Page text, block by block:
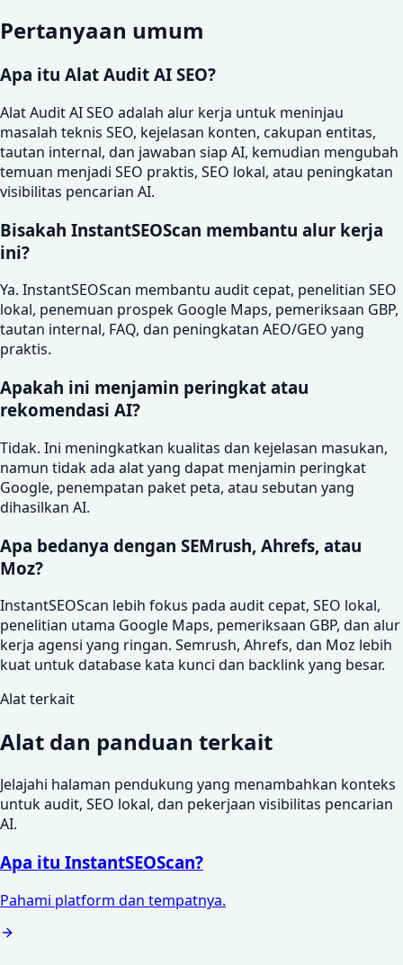
Pertanyaan umum
Apa itu Alat Audit AI SEO?
Alat Audit AI SEO adalah alur kerja untuk meninjau
masalah teknis SEO, kejelasan konten, cakupan entitas,
tautan internal, dan jawaban siap AI, kemudian mengubah
temuan menjadi SEO praktis, SEO lokal, atau peningkatan
visibilitas pencarian AI.
Bisakah InstantSEOScan membantu alur kerja
ini?
Ya. InstantSEOScan membantu audit cepat, penelitian SEO
lokal, penemuan prospek Google Maps, pemeriksaan GBP,
tautan internal, FAQ, dan peningkatan AEO/GEO yang
praktis.
Apakah ini menjamin peringkat atau
rekomendasi AI?
Tidak. Ini meningkatkan kualitas dan kejelasan masukan,
namun tidak ada alat yang dapat menjamin peringkat
Google, penempatan paket peta, atau sebutan yang
dihasilkan AI.
Apa bedanya dengan SEMrush, Ahrefs, atau
Moz?
InstantSEOScan lebih fokus pada audit cepat, SEO lokal,
penelitian utama Google Maps, pemeriksaan GBP, dan alur
kerja agensi yang ringan. Semrush, Ahrefs, dan Moz lebih
kuat untuk database kata kunci dan backlink yang besar.
Alat terkait
Alat dan panduan terkait
Jelajahi halaman pendukung yang menambahkan konteks
untuk audit, SEO lokal, dan pekerjaan visibilitas pencarian
AI.
Apa itu InstantSEOScan?
Pahami platform dan tempatnya.